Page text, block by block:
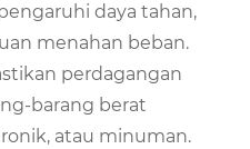
daya tahan,
menahan beban.
perdagangan
barang berat
atau minuman.